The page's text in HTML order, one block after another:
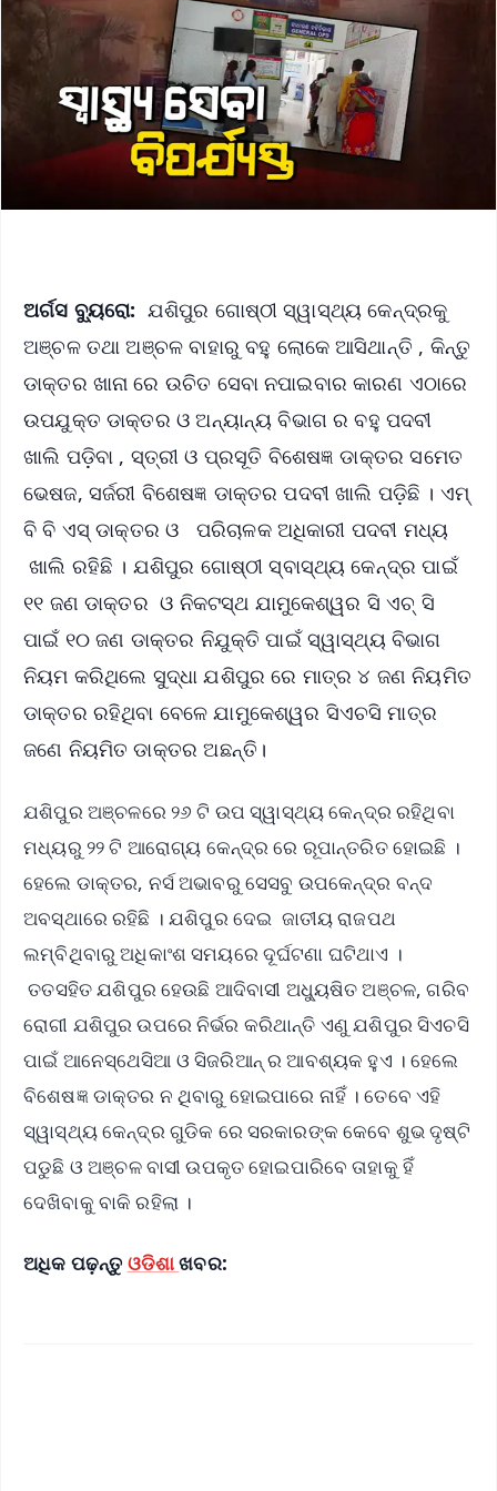
ଅର୍ଗସ ବ୍ୟୁରୋ: ଯଶିପୁର ଗୋଷ୍ଠୀ ସ୍ୱାସ୍ଥ୍ୟ କେନ୍ଦ୍ରକୁ
ଅଞ୍ଚଳ ତଥା ଅଞ୍ଚଳ ବାହାରୁ ବହୁ ଲୋକେ ଆସିଥାନ୍ତି , କିନ୍ତୁ
ଡାକ୍ତର ଖାନା ରେ ଉଚିତ ସେବା ନପାଇବାର କାରଣ ଏଠାରେ
ଉପଯୁକ୍ତ ଡାକ୍ତର ଓ ଅନ୍ୟାନ୍ୟ ବିଭାଗ ର ବହୁ ପଦବୀ
ଖାଲି ପଡ଼ିବା , ସ୍ତ୍ରୀ ଓ ପ୍ରସୂତି ବିଶେଷଜ୍ଞ ଡାକ୍ତର ସମେତ
ଭେଷଜ, ସର୍ଜରୀ ବିଶେଷଜ୍ଞ ଡାକ୍ତର ପଦବୀ ଖାଲି ପଡ଼ିଛି । ଏମ୍
ବି ବି ଏସ୍ ଡାକ୍ତର ଓ ପରିଚାଳକ ଅଧିକାରୀ ପଦବୀ ମଧ୍ୟ
ଖାଲି ରହିଛି । ଯଶିପୁର ଗୋଷ୍ଠୀ ସ୍ବାସ୍ଥ୍ୟ କେନ୍ଦ୍ର ପାଇଁ
୧୧ ଜଣ ଡାକ୍ତର ଓ ନିକଟସ୍ଥ ଯାମୁକେଶ୍ୱର ସି ଏଚ୍ ସି
ପାଇଁ ୧୦ ଜଣ ଡାକ୍ତର ନିଯୁକ୍ତି ପାଇଁ ସ୍ୱାସ୍ଥ୍ୟ ବିଭାଗ
ନିୟମ କରିଥିଲେ ସୁଦ୍ଧା ଯଶିପୁର ରେ ମାତ୍ର ୪ ଜଣ ନିୟମିତ
ଡାକ୍ତର ରହିଥିବା ବେଳେ ଯାମୁକେଶ୍ୱର ସିଏଚସି ମାତ୍ର
ଜଣେ ନିୟମିତ ଡାକ୍ତର ଅଛନ୍ତି।
ଯଶିପୁର ଅଞ୍ଚଳରେ ୨୬ ଟି ଉପ ସ୍ୱାସ୍ଥ୍ୟ କେନ୍ଦ୍ର ରହିଥିବା
ମଧ୍ୟରୁ ୨୨ ଟି ଆରୋଗ୍ୟ କେନ୍ଦ୍ର ରେ ରୂପାନ୍ତରିତ ହୋଇଛି ।
ହେଲେ ଡାକ୍ତର, ନର୍ସ ଅଭାବରୁ ସେସବୁ ଉପକେନ୍ଦ୍ର ବନ୍ଦ
ଅବସ୍ଥାରେ ରହିଛି । ଯଶିପୁର ଦେଇ ଜାତୀୟ ରାଜପଥ
ଲମ୍ବିଥିବାରୁ ଅଧିକାଂଶ ସମୟରେ ଦୂର୍ଘଟଣା ଘଟିଥାଏ ।
ତତସହିତ ଯଶିପୁର ହେଉଛି ଆଦିବାସୀ ଅଧ୍ୟୁଷିତ ଅଞ୍ଚଳ, ଗରିବ
ରୋଗୀ ଯଶିପୁର ଉପରେ ନିର୍ଭର କରିଥାନ୍ତି ଏଣୁ ଯଶିପୁର ସିଏଚସି
ପାଇଁ ଆନେସ୍ଥେସିଆ ଓ ସିଜରିଆନ୍ ର ଆବଶ୍ୟକ ହୁଏ । ହେଲେ
ବିଶେଷଜ୍ଞ ଡାକ୍ତର ନ ଥିବାରୁ ହୋଇପାରେ ନାହିଁ । ତେବେ ଏହି
ସ୍ୱାସ୍ଥ୍ୟ କେନ୍ଦ୍ର ଗୁଡିକ ରେ ସରକାରଙ୍କ କେବେ ଶୁଭ ଦୃଷ୍ଟି
ପଡୁଛି ଓ ଅଞ୍ଚଳ ବାସୀ ଉପକୃତ ହୋଇପାରିବେ ତାହାକୁ ହିଁ
ଦେଖିବାକୁ ବାକି ରହିଲା ।
ଅଧିକ ପଢ଼ନ୍ତୁ ଓଡିଶାଖବର: